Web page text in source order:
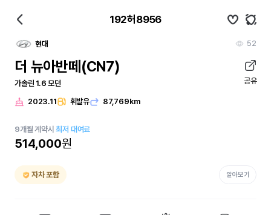
192허8956
현대 52
더 뉴아반떼(CN7)
가솔린 1.6 모던 공유
2023.11 휘발유 87,769km
9개월 계약시최저 대여료
514,000원
자차 포함 알아보기